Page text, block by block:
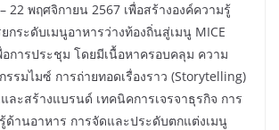
22 พฤศจิกายน 2567 เพื่อสร้างองค์ความรู้
กระดับเมนูอาหารว่างท้องถิ่นสู่เมนู MICE
อการประชุม โดยมีเนื้อหาครอบคลุม ความ
รรมไมซ์ การถ่ายทอดเรื่องราว (Storytelling)
ละสร้างแบรนด์ เทคนิคการเจรจาธุรกิจ การ
านอาหาร การจัดและประดับตกแต่งเมนู